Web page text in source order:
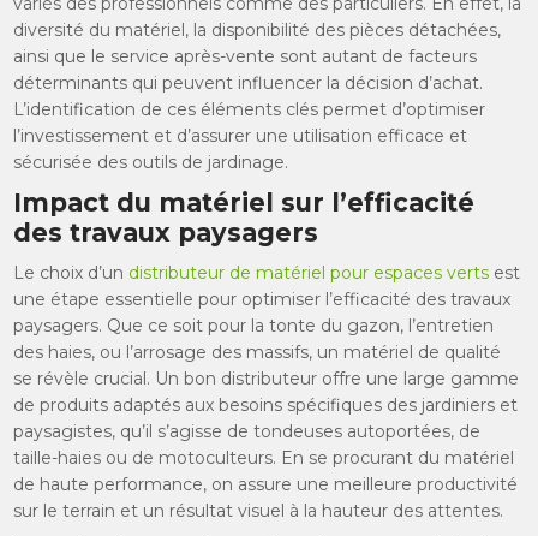
diversité du matériel, la disponibilité des pièces détachées,
ainsi que le service après-vente sont autant de facteurs
déterminants qui peuvent influencer la décision d’achat.
L’identification de ces éléments clés permet d’optimiser
l’investissement et d’assurer une utilisation efficace et
sécurisée des outils de jardinage.
Impact du matériel sur l’efficacité
des travaux paysagers
Le choix d’un distributeur de matériel pour espaces verts est
une étape essentielle pour optimiser l’efficacité des travaux
paysagers. Que ce soit pour la tonte du gazon, l’entretien
des haies, ou l’arrosage des massifs, un matériel de qualité
se révèle crucial. Un bon distributeur offre une large gamme
de produits adaptés aux besoins spécifiques des jardiniers et
paysagistes, qu’il s’agisse de tondeuses autoportées, de
taille-haies ou de motoculteurs. En se procurant du matériel
de haute performance, on assure une meilleure productivité
sur le terrain et un résultat visuel à la hauteur des attentes.